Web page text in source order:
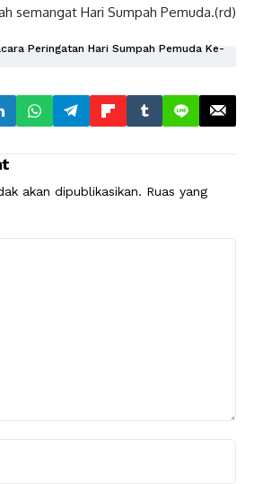
semangat Hari Sumpah Pemuda.(rd)
Peringatan Hari Sumpah Pemuda Ke-
akan dipublikasikan. Ruas yang